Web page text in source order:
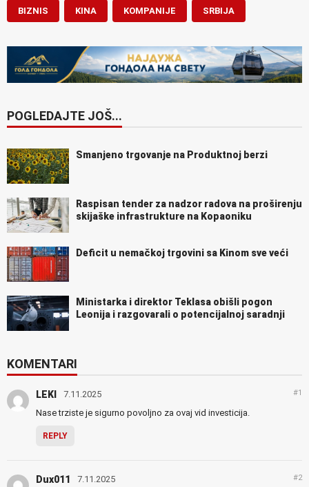
BIZNIS KINA KOMPANIJE SRBIJA
POGLEDAJTE JOŠ...
Smanjeno trgovanje na Produktnoj berzi
Raspisan tender za nadzor radova na proširenju
skijaške infrastrukture na Kopaoniku
Deficit u nemačkoj trgovini sa Kinom sve veći
Ministarka i direktor Teklasa obišli pogon
Leonija i razgovarali o potencijalnoj saradnji
KOMENTARI
LEKI 7.11.2025 #1
Nase trziste je sigurno povoljno za ovaj vid investicija.
REPLY
Dux011 7.11.2025 #2